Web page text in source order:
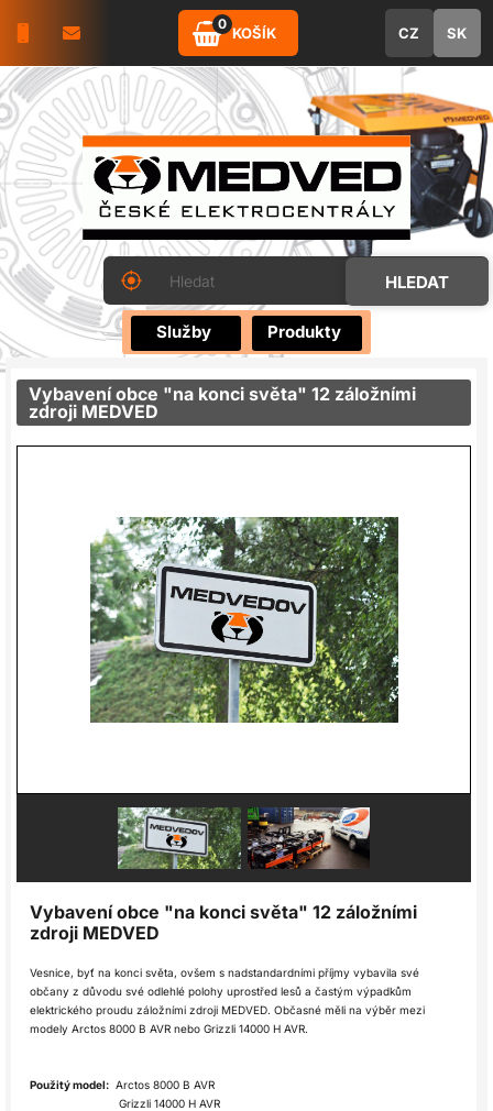
0
KOŠÍK CZ SK
Služby Produkty
Vybavení obce "na konci světa" 12 záložními
zdroji MEDVED
Vybavení obce "na konci světa" 12 záložními
zdroji MEDVED
Vesnice, byť na konci světa, ovšem s nadstandardními příjmy vybavila své
občany z důvodu své odlehlé polohy uprostřed lesů a častým výpadkům
elektrického proudu záložními zdroji MEDVED. Občasné měli na výběr mezi
modely Arctos 8000 B AVR nebo Grizzli 14000 H AVR.
Použitý model: Arctos 8000 B AVR
Grizzli 14000 H AVR